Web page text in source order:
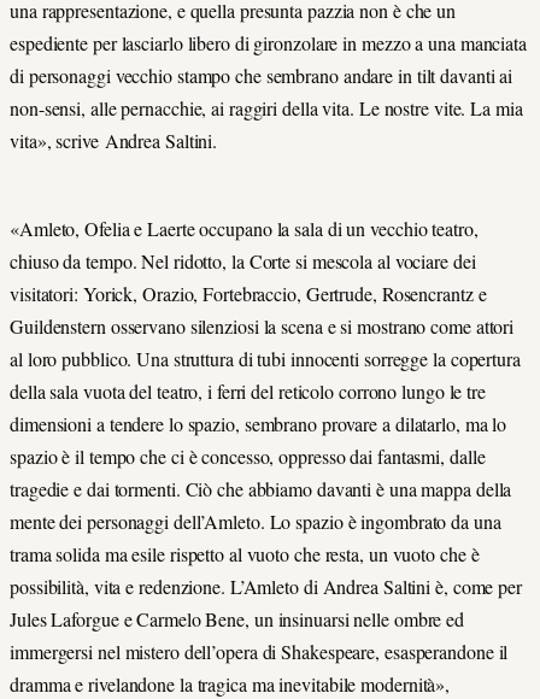
una rappresentazione, e quella presunta pazzia non è che un
espediente per lasciarlo libero di gironzolare in mezzo a una manciata
di personaggi vecchio stampo che sembrano andare in tilt davanti ai
non-sensi, alle pernacchie, ai raggiri della vita. Le nostre vite. La mia
vita», scrive Andrea Saltini.
«Amleto, Ofelia e Laerte occupano la sala di un vecchio teatro,
chiuso da tempo. Nel ridotto, la Corte si mescola al vociare dei
visitatori: Yorick, Orazio, Fortebraccio, Gertrude, Rosencrantz e
Guildenstern osservano silenziosi la scena e si mostrano come attori
al loro pubblico. Una struttura di tubi innocenti sorregge la copertura
della sala vuota del teatro, i ferri del reticolo corrono lungo le tre
dimensioni a tendere lo spazio, sembrano provare a dilatarlo, ma lo
spazio è il tempo che ci è concesso, oppresso dai fantasmi, dalle
tragedie e dai tormenti. Ciò che abbiamo davanti è una mappa della
mente dei personaggi dell’Amleto. Lo spazio è ingombrato da una
trama solida ma esile rispetto al vuoto che resta, un vuoto che è
possibilità, vita e redenzione. L’Amleto di Andrea Saltini è, come per
Jules Laforgue e Carmelo Bene, un insinuarsi nelle ombre ed
immergersi nel mistero dell’opera di Shakespeare, esasperandone il
dramma e rivelandone la tragica ma inevitabile modernità»,